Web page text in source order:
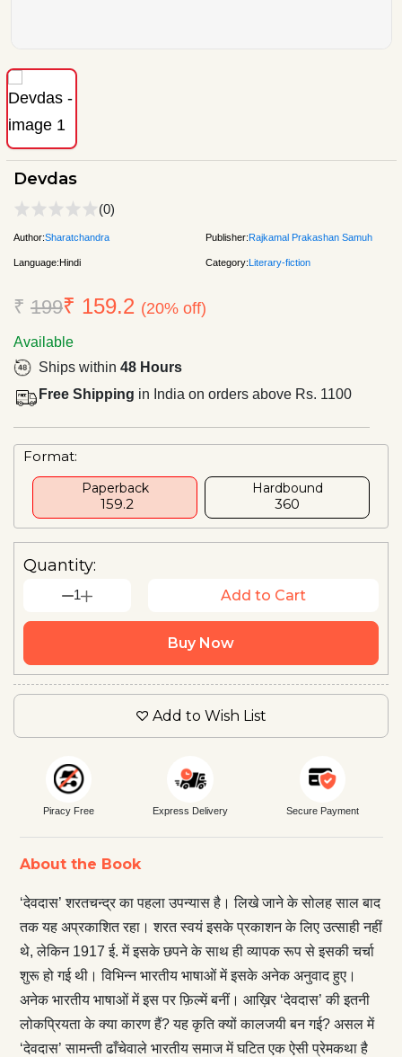
Devdas
(0)
Author:Sharatchandra Publisher:Rajkamal Prakashan Samuh
Language:Hindi Category:Literary-fiction
₹ 199₹ 159.2 (20% off)
Available
Ships within 48 Hours
Free Shipping in India on orders above Rs. 1100
Format:
Paperback
₹ 159.2
Hardbound
₹360
Quantity:
1 Add to Cart
Buy Now
Add to Wish List
Piracy Free Express Delivery Secure Payment
About the Book
‘देवदास’ शरतचन्द्र का पहला उपन्यास है। लिखे जाने के सोलह साल बाद
तक यह अप्रकाशित रहा। शरत स्वयं इसके प्रकाशन के लिए उत्साही नहीं
थे, लेकिन 1917 ई. में इसके छपने के साथ ही व्यापक रूप से इसकी चर्चा
शुरू हो गई थी। विभिन्न भारतीय भाषाओं में इसके अनेक अनुवाद हुए।
अनेक भारतीय भाषाओं में इस पर फ़िल्में बनीं। आख़िर ‘देवदास’ की इतनी
लोकप्रियता के क्या कारण हैं? यह कृति क्यों कालजयी बन गई? असल में
‘देवदास’ सामन्ती ढाँचेवाले भारतीय समाज में घटित एक ऐसी प्रेमकथा है